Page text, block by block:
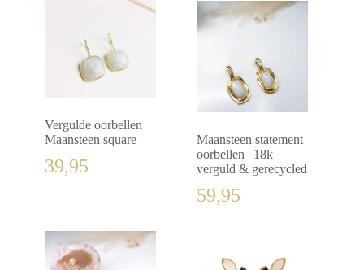
Vergulde oorbellen
Maansteen square
39,95
Maansteen statement
oorbellen | 18k
verguld & gerecycled
59,95